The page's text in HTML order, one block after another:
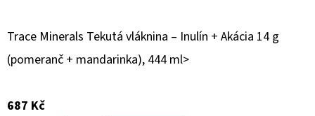
Trace Minerals Tekutá vláknina – Inulín + Akácia 14 g
(pomeranč + mandarinka), 444 ml>
687 Kč